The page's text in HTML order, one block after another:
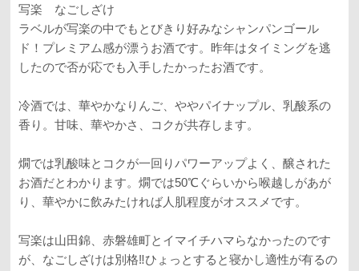
写楽 なごしざけ
ラベルが写楽の中でもとびきり好みなシャンパンゴール
ド！プレミアム感が漂うお酒です。昨年はタイミングを逃
したので否が応でも入手したかったお酒です。
冷酒では、華やかなりんご、ややパイナップル、乳酸系の
香り。甘味、華やかさ、コクが共存します。
燗では乳酸味とコクが一回りパワーアップよく、醸された
お酒だとわかります。燗では50℃ぐらいから喉越しがあが
り、華やかに飲みたければ人肌程度がオススメです。
写楽は山田錦、赤磐雄町とイマイチハマらなかったのです
が、なごしざけは別格‼︎ひょっとすると寝かし適性が有るの